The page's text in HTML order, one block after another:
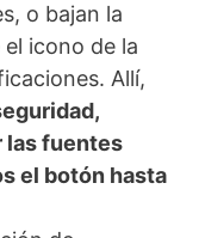
o bajan la
icono de la
Allí,
las fuentes
el botón hasta